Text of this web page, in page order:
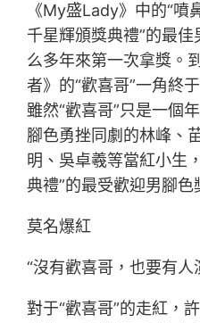
《My盛Lady》中的“噴
千星輝頒獎典禮”的最
么多年來第一次拿獎。
者》的“歡喜哥”一角終
雖然“歡喜哥”只是一個
腳色勇挫同劇的林峰、
明、吳卓羲等當紅小生
典禮”的最受歡迎男腳色
莫名爆紅
“沒有歡喜哥，也要有人
對于“歡喜哥”的走紅，